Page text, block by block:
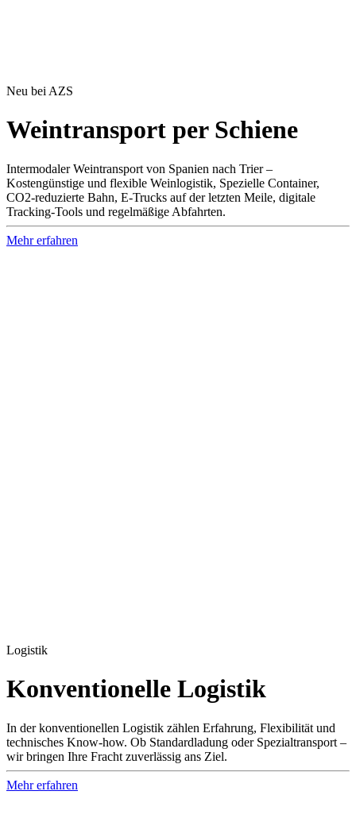
Neu bei AZS
Weintransport per Schiene
Intermodaler Weintransport von Spanien nach Trier –
Kostengünstige und flexible Weinlogistik, Spezielle Container,
CO2-reduzierte Bahn, E-Trucks auf der letzten Meile, digitale
Tracking-Tools und regelmäßige Abfahrten.
Mehr erfahren
Logistik
Konven­tionelle Logistik
In der konventionellen Logistik zählen Erfahrung, Flexibilität und
technisches Know-how. Ob Standardladung oder Spezialtransport –
wir bringen Ihre Fracht zuverlässig ans Ziel.
Mehr erfahren